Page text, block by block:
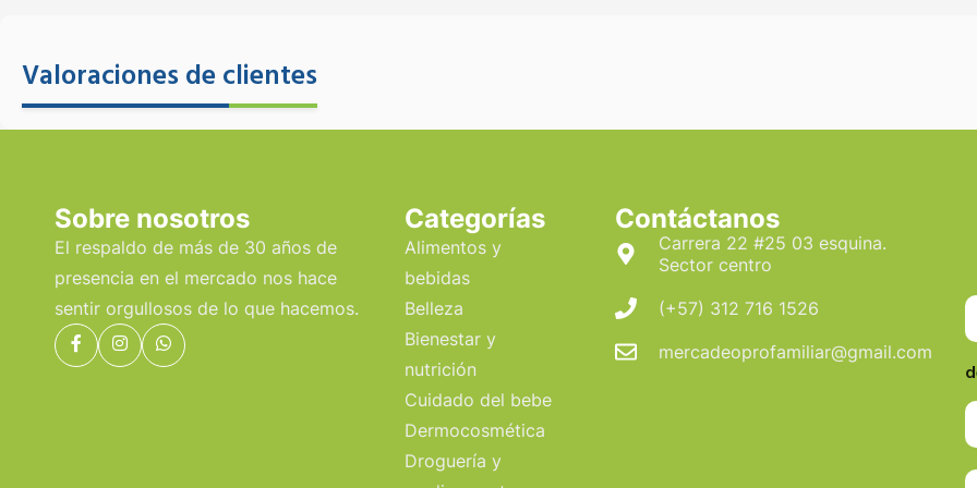
Valoraciones de clientes
Sobre nosotros
El respaldo de más de 30 años de
presencia en el mercado nos hace
sentir orgullosos de lo que hacemos.
Categorías
Alimentos y
bebidas
Belleza
Bienestar y
nutrición
Cuidado del bebe
Dermocosmética
Droguería y
Contáctanos
Carrera 22 #25 03 esquina.
Sector centro
(+57) 312 716 1526
mercadeoprofamiliar@gmail.com
N
b
r
e
C